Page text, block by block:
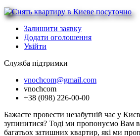
Залишити заявку
Додати оголошення
Увійти
Служба підтримки
vnochcom@gmail.com
vnochcom
+38 (098) 226-00-00
Бажаєте провести незабутній час у
зупинитися? Тоді ми пропонуємо Вам
багатьох затишних квартир, які ми